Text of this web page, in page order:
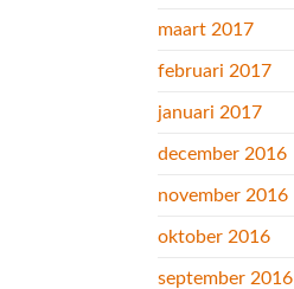
maart 2017
februari 2017
januari 2017
december 2016
november 2016
oktober 2016
september 2016